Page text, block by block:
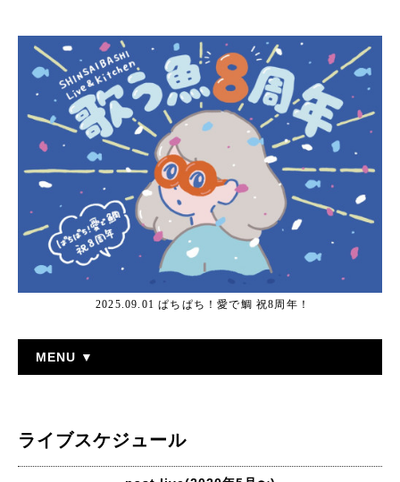
2025.09.01 ぱちぱち！愛で鯛 祝8周年！
MENU ▼
ライブスケジュール